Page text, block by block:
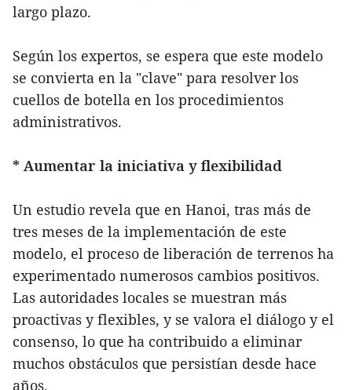
largo plazo.
Según los expertos, se espera que este modelo
se convierta en la "clave" para resolver los
cuellos de botella en los procedimientos
administrativos.
* Aumentar la iniciativa y flexibilidad
Un estudio revela que en Hanoi, tras más de
tres meses de la implementación de este
modelo, el proceso de liberación de terrenos ha
experimentado numerosos cambios positivos.
Las autoridades locales se muestran más
proactivas y flexibles, y se valora el diálogo y el
consenso, lo que ha contribuido a eliminar
muchos obstáculos que persistían desde hace
años.